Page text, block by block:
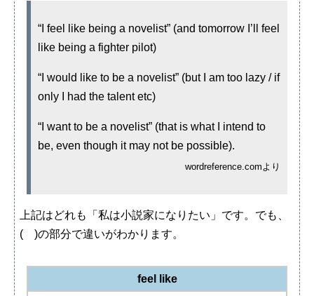
“I feel like being a novelist” (and tomorrow I’ll feel
like being a fighter pilot)
“I would like to be a novelist” (but I am too lazy / if
only I had the talent etc)
“I want to be a novelist” (that is what I intend to
be, even though it may not be possible).
wordreference.comより
上記はどれも「私は小説家になりたい」です。でも、
( )の部分で違いがわかります。
feel like